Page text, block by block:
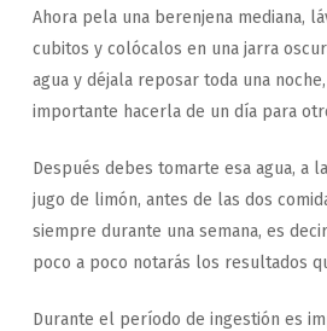
Ahora pela una berenjena mediana,
cubitos y colócalos en una jarra
agua y déjala reposar toda una
importante hacerla de un día para
Después debes tomarte esa agua, a
jugo de limón, antes de las dos
siempre durante una semana, es
poco a poco notarás los resultados
Durante el período de ingestión es